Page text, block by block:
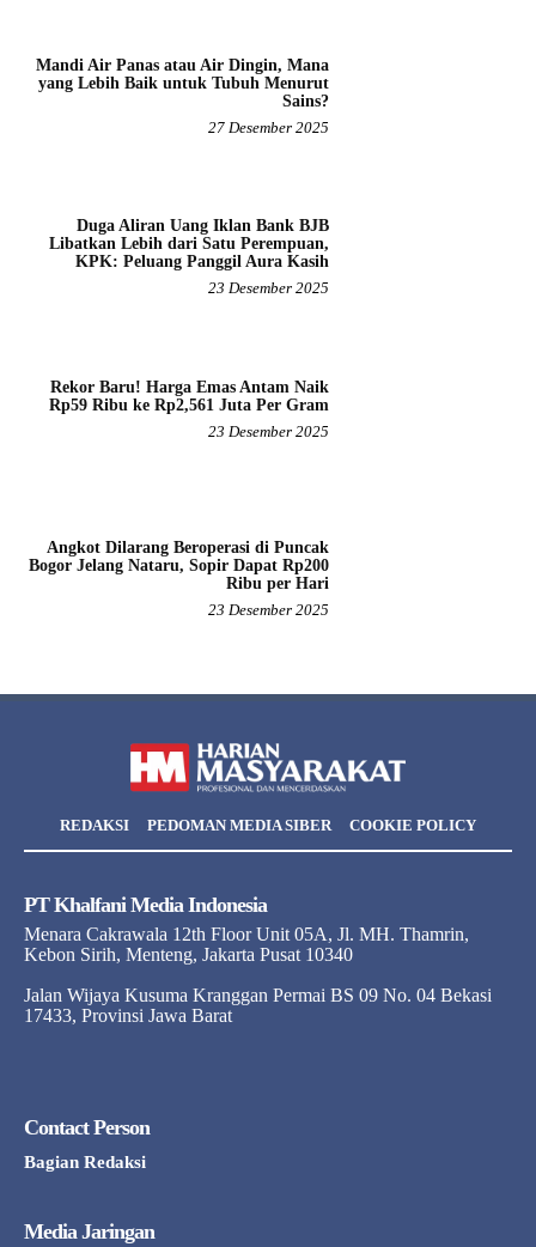
Mandi Air Panas atau Air Dingin, Mana
yang Lebih Baik untuk Tubuh Menurut
Sains?
27 Desember 2025
Duga Aliran Uang Iklan Bank BJB
Libatkan Lebih dari Satu Perempuan,
KPK: Peluang Panggil Aura Kasih
23 Desember 2025
Rekor Baru! Harga Emas Antam Naik
Rp59 Ribu ke Rp2,561 Juta Per Gram
23 Desember 2025
Angkot Dilarang Beroperasi di Puncak
Bogor Jelang Nataru, Sopir Dapat Rp200
Ribu per Hari
23 Desember 2025
REDAKSI PEDOMAN MEDIA SIBER COOKIE POLICY
PT Khalfani Media Indonesia
Menara Cakrawala 12th Floor Unit 05A, Jl. MH. Thamrin,
Kebon Sirih, Menteng, Jakarta Pusat 10340
Jalan Wijaya Kusuma Kranggan Permai BS 09 No. 04 Bekasi
17433, Provinsi Jawa Barat
Contact Person
Bagian Redaksi
Media Jaringan